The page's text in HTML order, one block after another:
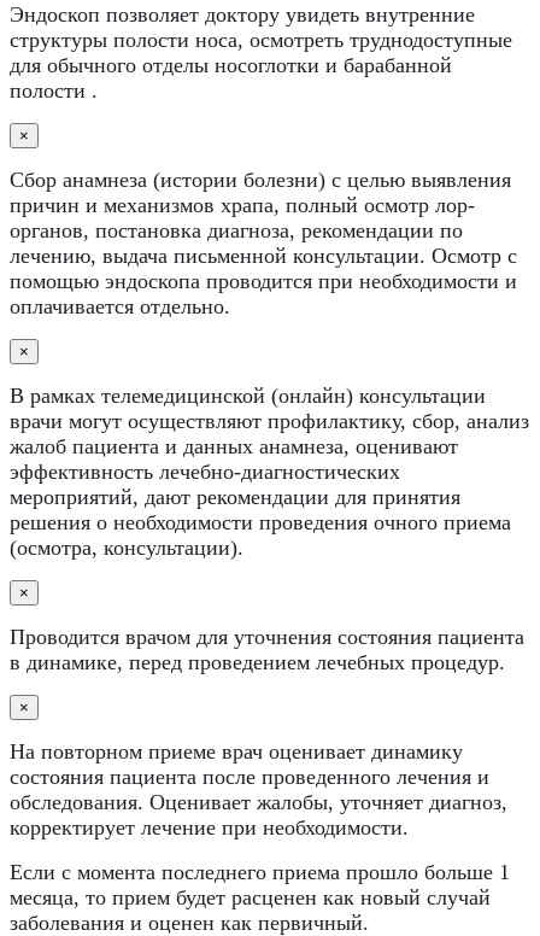
Эндоскоп позволяет доктору увидеть внутренние
структуры полости носа, осмотреть труднодоступные
для обычного отделы носоглотки и барабанной
полости .
×
Сбор анамнеза (истории болезни) с целью выявления
причин и механизмов храпа, полный осмотр лор-
органов, постановка диагноза, рекомендации по
лечению, выдача письменной консультации. Осмотр с
помощью эндоскопа проводится при необходимости и
оплачивается отдельно.
×
В рамках телемедицинской (онлайн) консультации
врачи могут осуществляют профилактику, сбор, анализ
жалоб пациента и данных анамнеза, оценивают
эффективность лечебно-диагностических
мероприятий, дают рекомендации для принятия
решения о необходимости проведения очного приема
(осмотра, консультации).
×
Проводится врачом для уточнения состояния пациента
в динамике, перед проведением лечебных процедур.
×
На повторном приеме врач оценивает динамику
состояния пациента после проведенного лечения и
обследования. Оценивает жалобы, уточняет диагноз,
корректирует лечение при необходимости.
Если с момента последнего приема прошло больше 1
месяца, то прием будет расценен как новый случай
заболевания и оценен как первичный.